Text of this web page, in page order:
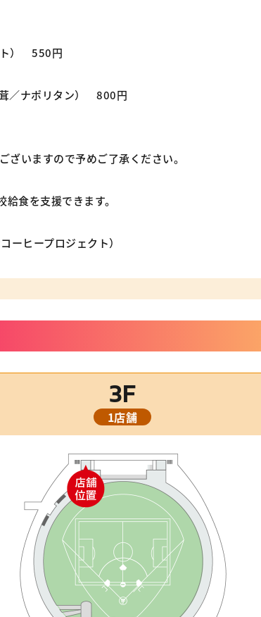
ト） 550円
茸／ナポリタン） 800円
いますので予めご了承ください。
食を支援できます。
ーヒープロジェクト）
3F
1店舗